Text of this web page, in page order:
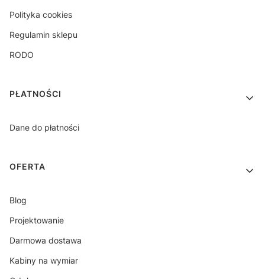
Polityka cookies
Regulamin sklepu
RODO
PŁATNOŚCI
Dane do płatności
OFERTA
Blog
Projektowanie
Darmowa dostawa
Kabiny na wymiar